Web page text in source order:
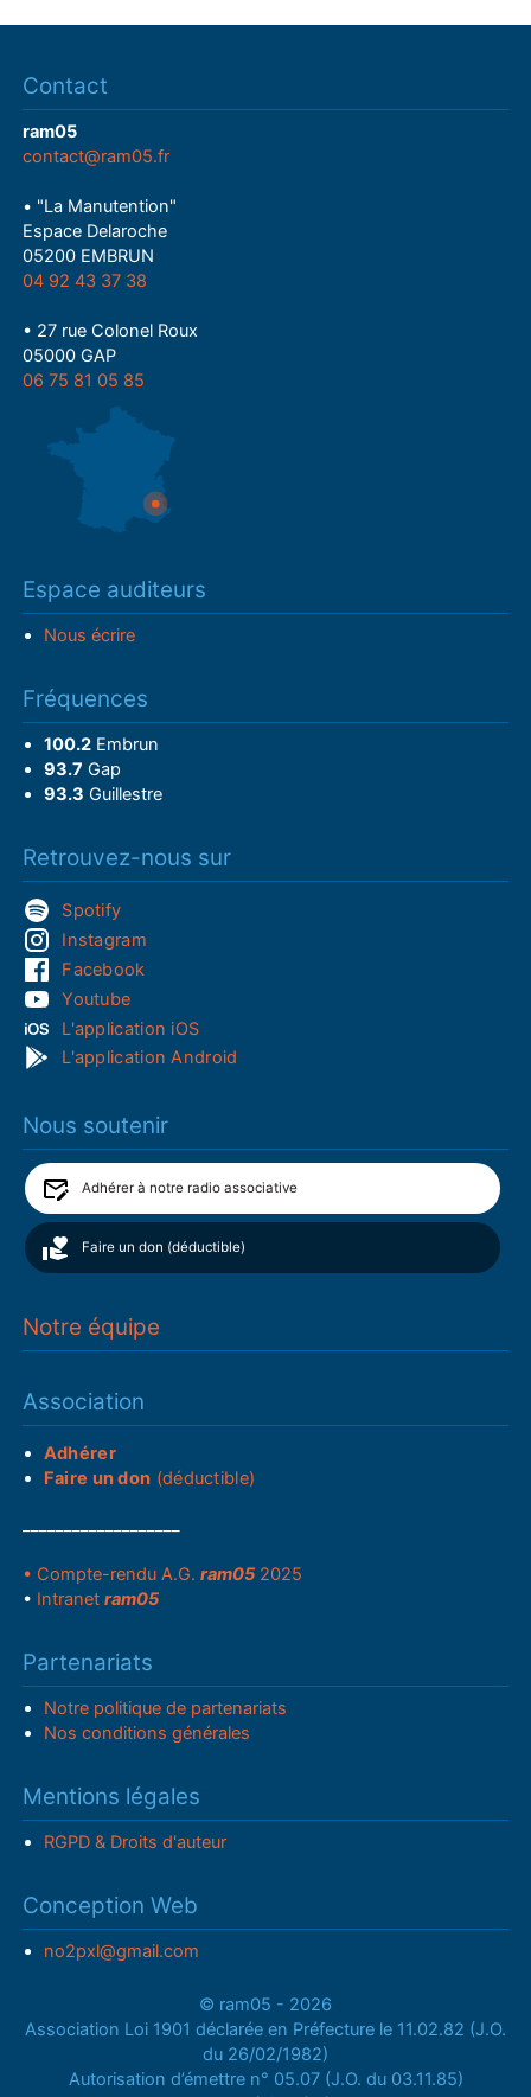
Contact
ram05
contact@ram05.fr
• "La Manutention"
Espace Delaroche
05200 EMBRUN
04 92 43 37 38
• 27 rue Colonel Roux
05000 GAP
06 75 81 05 85
Espace auditeurs
Nous écrire
Fréquences
100.2Embrun
93.7 Gap
93.3 Guillestre
Retrouvez-nous sur
Spotify
Instagram
Facebook
Youtube
L'application iOS
L'application Android
Nous soutenir
Adhérer à notre radio associative
Faire un don (déductible)
Notre équipe
Association
Adhérer
Faire un don (déductible)
• Compte-rendu A.G.ram05 2025
• Intranetram05
Partenariats
Notre politique de partenariats
Nos conditions générales
Mentions légales
RGPD & Droits d'auteur
Conception Web
no2pxl@gmail.com
© ram05 - 2026
Association Loi 1901 déclarée en Préfecture le 11.02.82 (J.O.
du 26/02/1982)
Autorisation d’émettre n° 05.07 (J.O. du 03.11.85)